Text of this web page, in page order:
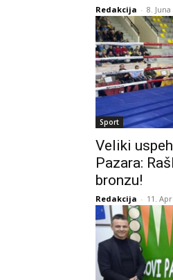
Redakcija - 8. Juna
Sport
Veliki
Pazara:
bronzu!
Redakcija - 11.